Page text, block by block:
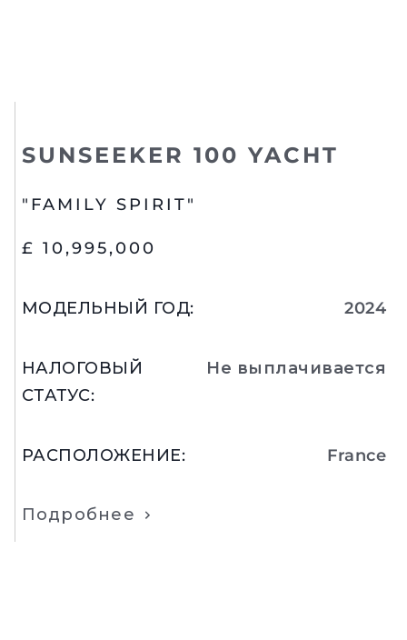
SUNSEEKER 100 YACHT
"FAMILY SPIRIT"
£ 10,995,000
МОДЕЛЬНЫЙ ГОД: 2024
НАЛОГОВЫЙ
СТАТУС:
Не выплачивается
РАСПОЛОЖЕНИЕ: France
Подробнее